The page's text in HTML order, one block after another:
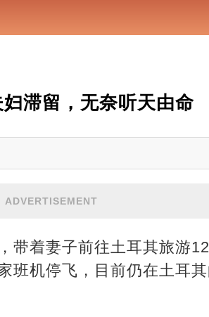
滞留，无奈听天由命
ADVERTISEMENT
带着妻子前往土耳其旅游
班机停飞，目前仍在土耳